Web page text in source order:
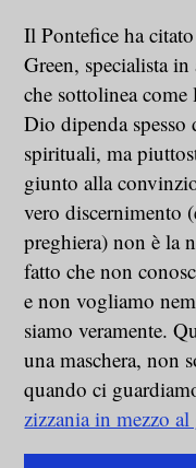
Il Pontefice ha
Green, specialista
che sottolinea
Dio dipenda
spirituali, ma
giunto alla
vero discernimento
preghiera) non è la
fatto che non
e non vogliamo
siamo veramente.
una maschera, non
quando ci
zizzania in mezzo